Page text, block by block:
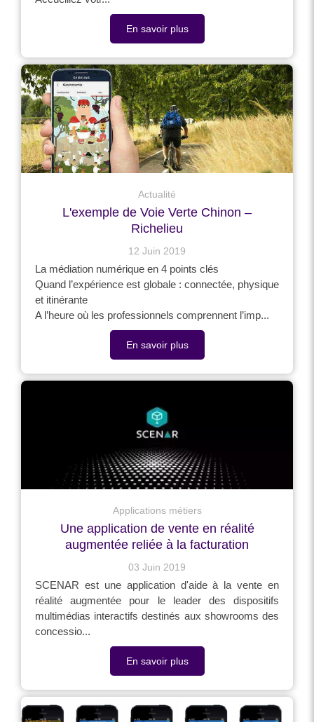
En savoir plus
Actualité
L'exemple de Voie Verte Chinon –
Richelieu
12 Juin 2019
La médiation numérique en 4 points clés
Quand l’expérience est globale : connectée, physique
et itinérante
A l’heure où les professionnels comprennent l’imp...
En savoir plus
Applications métiers
Une application de vente en réalité
augmentée reliée à la facturation
03 Juin 2019
SCENAR est une application d'aide à la vente en
réalité augmentée pour le leader des dispositifs
multimédias interactifs destinés aux showrooms des
concessio...
En savoir plus